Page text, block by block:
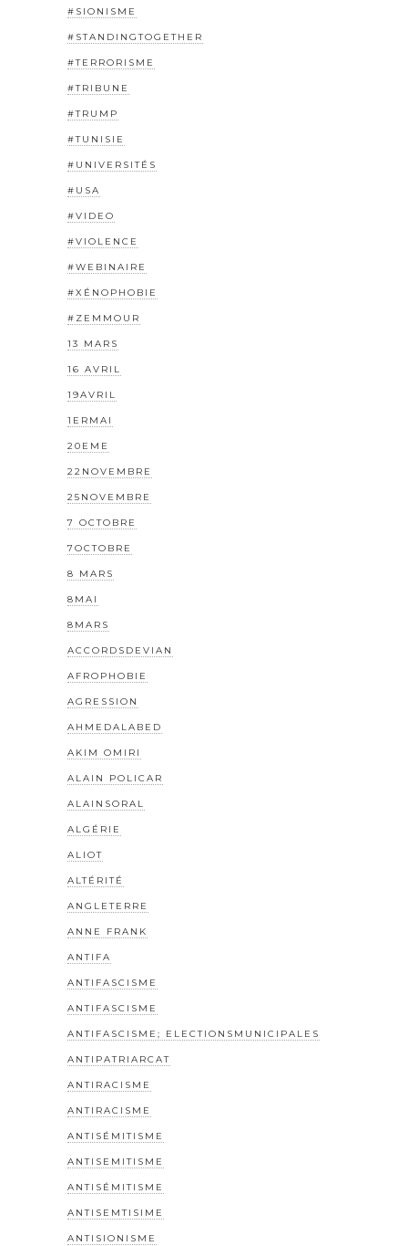
#SIONISME
#STANDINGTOGETHER
#TERRORISME
#TRIBUNE
#TRUMP
#TUNISIE
#UNIVERSITÉS
#USA
#VIDEO
#VIOLENCE
#WEBINAIRE
#XÉNOPHOBIE
#ZEMMOUR
13 MARS
16 AVRIL
19AVRIL
1ERMAI
20EME
22NOVEMBRE
25NOVEMBRE
7 OCTOBRE
7OCTOBRE
8 MARS
8MAI
8MARS
ACCORDSDEVIAN
AFROPHOBIE
AGRESSION
AHMEDALABED
AKIM OMIRI
ALAIN POLICAR
ALAINSORAL
ALGÉRIE
ALIOT
ALTÉRITÉ
ANGLETERRE
ANNE FRANK
ANTIFA
ANTIFASCISME
ANTIFASCISME
ANTIFASCISME; ELECTIONSMUNICIPALES
ANTIPATRIARCAT
ANTIRACISME
ANTIRACISME
ANTISÉMITISME
ANTISEMITISME
ANTISÉMITISME
ANTISEMTISIME
ANTISIONISME